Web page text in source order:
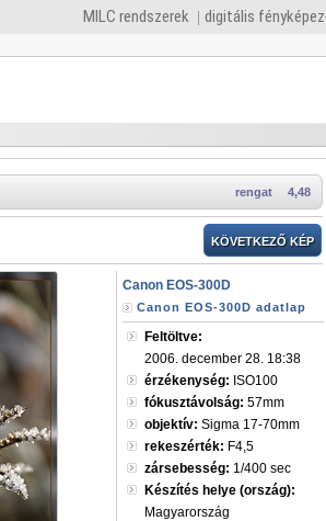
MILC rendszerek digitális
4,48
rengat
KÖVETKEZŐ KÉP
Canon EOS-300D
Canon EOS-300D adatlap
Feltöltve:
2006. december 28. 18:38
érzékenység: ISO100
fókusztávolság: 57mm
objektív: Sigma 17-70mm
rekeszérték: F4,5
zársebesség: 1/400 sec
Készítés helye (ország):
Magyarország